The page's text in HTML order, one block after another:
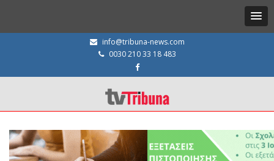
info@tribuna-news.com
0030 210 33 18 483